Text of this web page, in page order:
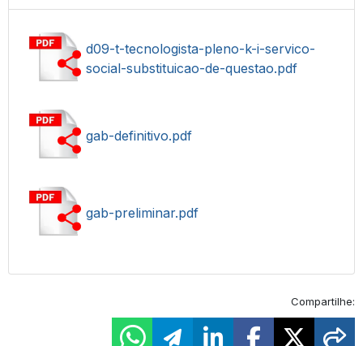
d09-t-tecnologista-pleno-k-i-servico-
social-substituicao-de-questao.pdf
gab-definitivo.pdf
gab-preliminar.pdf
Compartilhe: